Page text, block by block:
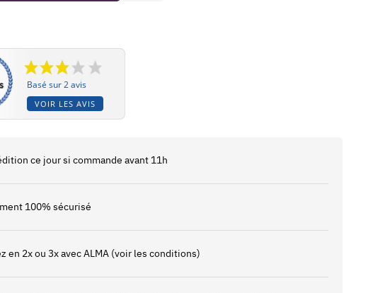
Basé sur 2 avis
VOIR LES AVIS
ce jour si commande avant 11h
100% sécurisé
en 2x ou 3x avec ALMA (voir les conditions)